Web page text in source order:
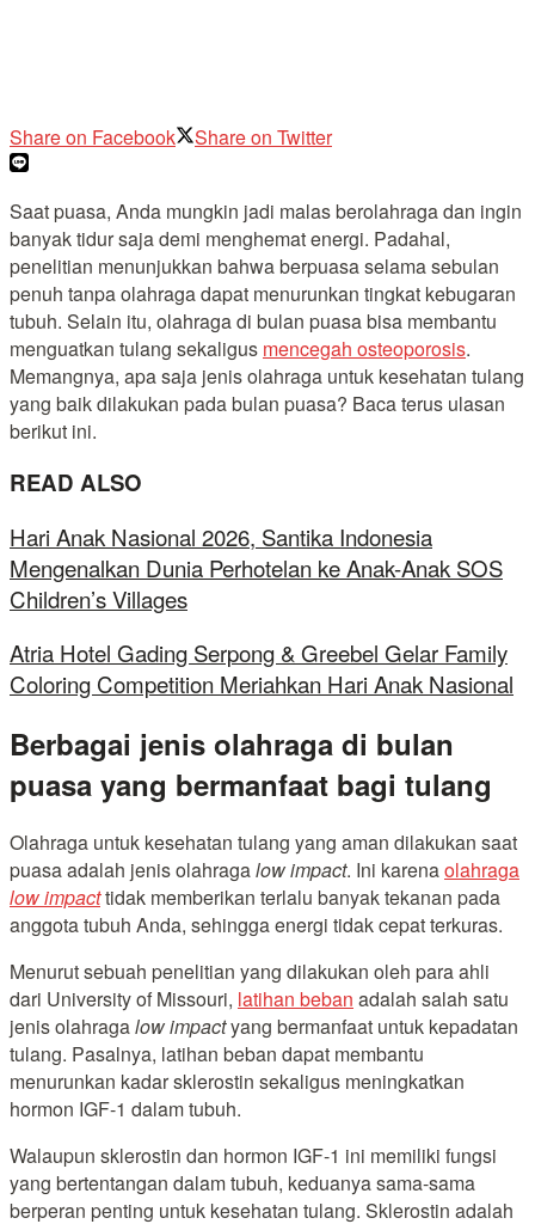
Share on Facebook Share on Twitter
Saat puasa, Anda mungkin jadi malas berolahraga dan ingin
banyak tidur saja demi menghemat energi. Padahal,
penelitian menunjukkan bahwa berpuasa selama sebulan
penuh tanpa olahraga dapat menurunkan tingkat kebugaran
tubuh. Selain itu, olahraga di bulan puasa bisa membantu
menguatkan tulang sekaligus mencegah osteoporosis.
Memangnya, apa saja jenis olahraga untuk kesehatan tulang
yang baik dilakukan pada bulan puasa? Baca terus ulasan
berikut ini.
READ ALSO
Hari Anak Nasional 2026, Santika Indonesia
Mengenalkan Dunia Perhotelan ke Anak-Anak SOS
Children’s Villages
Atria Hotel Gading Serpong & Greebel Gelar Family
Coloring Competition Meriahkan Hari Anak Nasional
Berbagai jenis olahraga di bulan
puasa yang bermanfaat bagi tulang
Olahraga untuk kesehatan tulang yang aman dilakukan saat
puasa adalah jenis olahragalow impact. Ini karenaolahraga
low impacttidak memberikan terlalu banyak tekanan pada
anggota tubuh Anda, sehingga energi tidak cepat terkuras.
Menurut sebuah penelitian yang dilakukan oleh para ahli
dari University of Missouri, latihan beban adalah salah satu
jenis olahragalow impactyang bermanfaat untuk kepadatan
tulang. Pasalnya, latihan beban dapat membantu
menurunkan kadar sklerostin sekaligus meningkatkan
hormon IGF-1 dalam tubuh.
Walaupun sklerostin dan hormon IGF-1 ini memiliki fungsi
yang bertentangan dalam tubuh, keduanya sama-sama
berperan penting untuk kesehatan tulang. Sklerostin adalah